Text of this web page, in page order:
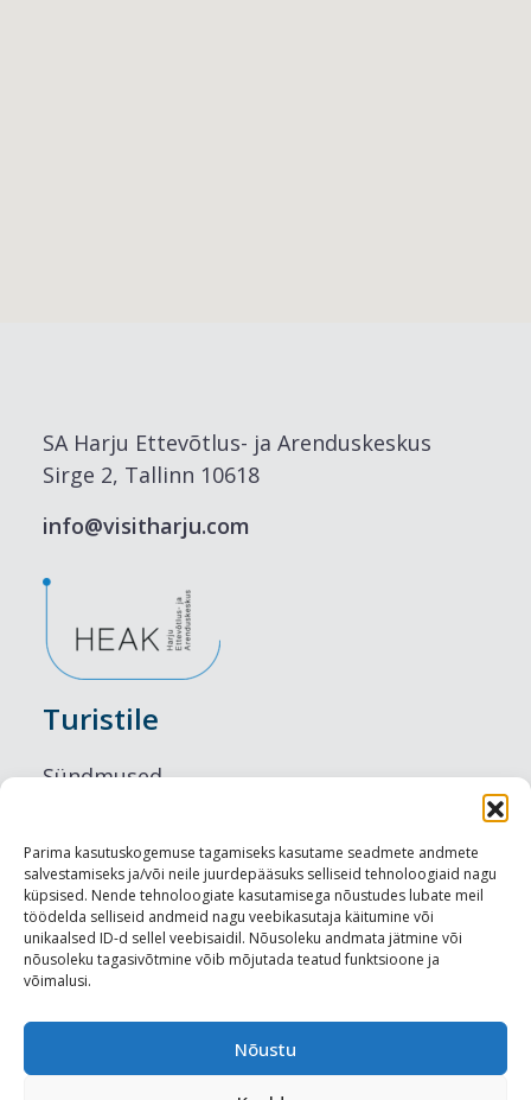
Parima kasutuskogemuse tagamiseks kasutame seadmete andmete
salvestamiseks ja/või neile juurdepääsuks selliseid tehnoloogiaid nagu
küpsised. Nende tehnoloogiate kasutamisega nõustudes lubate meil
töödelda selliseid andmeid nagu veebikasutaja käitumine või
unikaalsed ID-d sellel veebisaidil. Nõusoleku andmata jätmine või
nõusoleku tagasivõtmine võib mõjutada teatud funktsioone ja
võimalusi.
Nõustu
SA Harju Ettevõtlus- ja Arenduskeskus
Sirge 2, Tallinn 10618
info@visitharju.com
Turistile
Sündmused
Maitseelamused
Vaatamisväärsused
Visit Tallinn
Turismiprofessionaalile